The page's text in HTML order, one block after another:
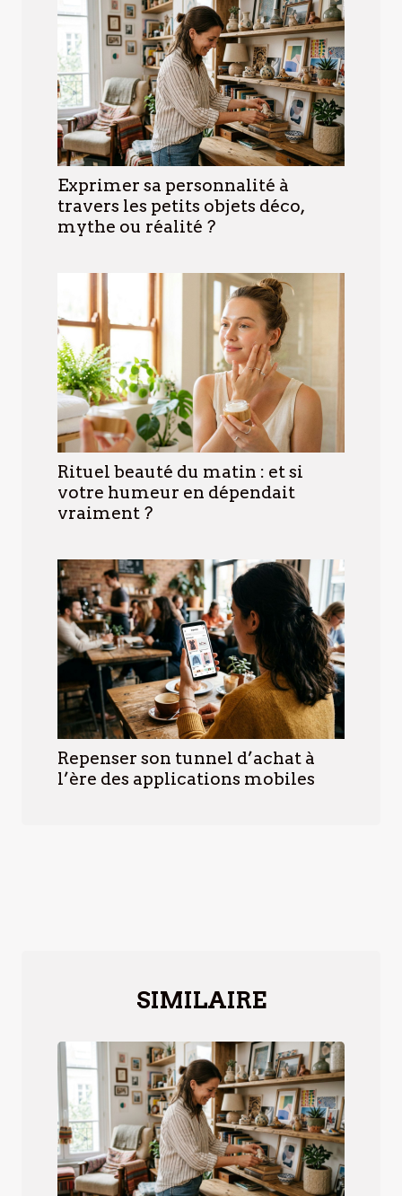
Exprimer sa personnalité à
travers les petits objets déco,
mythe ou réalité ?
Rituel beauté du matin : et si
votre humeur en dépendait
vraiment ?
Repenser son tunnel d’achat à
l’ère des applications mobiles
SIMILAIRE